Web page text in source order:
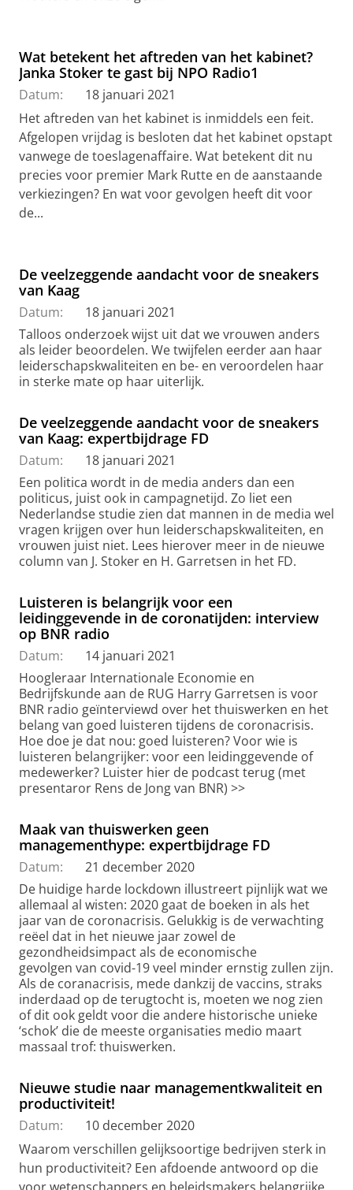
Wat betekent het aftreden van het kabinet?
Janka Stoker te gast bij NPO Radio1
Datum:
18 januari 2021
Het aftreden van het kabinet is inmiddels een feit.
Afgelopen vrijdag is besloten dat het kabinet opstapt
vanwege de toeslagenaffaire. Wat betekent dit nu
precies voor premier Mark Rutte en de aanstaande
verkiezingen? En wat voor gevolgen heeft dit voor
de...
De veelzeggende aandacht voor de sneakers
van Kaag
Datum:
18 januari 2021
Talloos onderzoek wijst uit dat we vrouwen anders
als leider beoordelen. We twijfelen eerder aan haar
leiderschapskwaliteiten en be- en veroordelen haar
in sterke mate op haar uiterlijk.
De veelzeggende aandacht voor de sneakers
van Kaag: expertbijdrage FD
Datum:
18 januari 2021
Een politica wordt in de media anders dan een
politicus, juist ook in campagnetijd. Zo liet een
Nederlandse studie zien dat mannen in de media wel
vragen krijgen over hun leiderschapskwaliteiten, en
vrouwen juist niet. Lees hierover meer in de nieuwe
column van J. Stoker en H. Garretsen in het FD.
Luisteren is belangrijk voor een
leidinggevende in de coronatijden: interview
op BNR radio
Datum:
14 januari 2021
Hoogleraar Internationale Economie en
Bedrijfskunde aan de RUG Harry Garretsen is voor
BNR radio geïnterviewd over het thuiswerken en het
belang van goed luisteren tijdens de coronacrisis.
Hoe doe je dat nou: goed luisteren? Voor wie is
luisteren belangrijker: voor een leidinggevende of
medewerker? Luister hier de podcast terug (met
presentaror Rens de Jong van BNR) >>
Maak van thuiswerken geen
managementhype: expertbijdrage FD
Datum:
21 december 2020
De huidige harde lockdown illustreert pijnlijk wat we
allemaal al wisten: 2020 gaat de boeken in als het
jaar van de coronacrisis. Gelukkig is de verwachting
reëel dat in het nieuwe jaar zowel de
gezondheidsimpact als de economische
gevolgen van covid-19 veel minder ernstig zullen zijn.
Als de coranacrisis, mede dankzij de vaccins, straks
inderdaad op de terugtocht is, moeten we nog zien
of dit ook geldt voor die andere historische unieke
‘schok’ die de meeste organisaties medio maart
massaal trof: thuiswerken.
Nieuwe studie naar managementkwaliteit en
productiviteit!
Datum:
10 december 2020
Waarom verschillen gelijksoortige bedrijven sterk in
hun productiviteit? Een afdoende antwoord op die